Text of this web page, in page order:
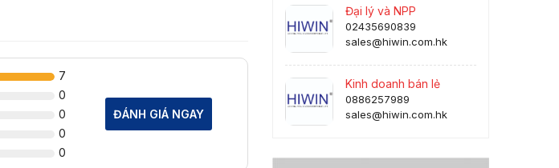
7
0
0
0
0
ĐÁNH GIÁ NGAY
Đại lý và NPP
02435690839
sales@hiwin.com.hk
Kinh doanh bán lẻ
0886257989
sales@hiwin.com.hk